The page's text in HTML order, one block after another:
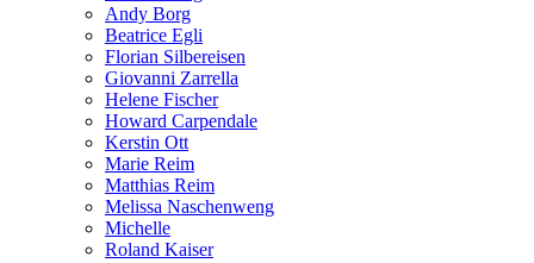
Andy Borg
Beatrice Egli
Florian Silbereisen
Giovanni Zarrella
Helene Fischer
Howard Carpendale
Kerstin Ott
Marie Reim
Matthias Reim
Melissa Naschenweng
Michelle
Roland Kaiser